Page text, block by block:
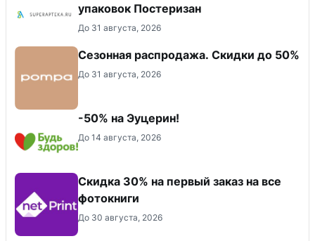
упаковок Постеризан
До 31 августа, 2026
Сезонная распродажа. Скидки до 50%
До 31 августа, 2026
-50% на Эуцерин!
До 14 августа, 2026
Cкидка 30% на первый заказ на все
фотокниги
До 30 августа, 2026